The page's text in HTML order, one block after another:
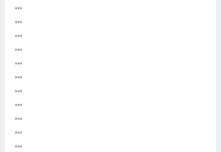
***
***
***
***
***
***
***
***
***
***
***